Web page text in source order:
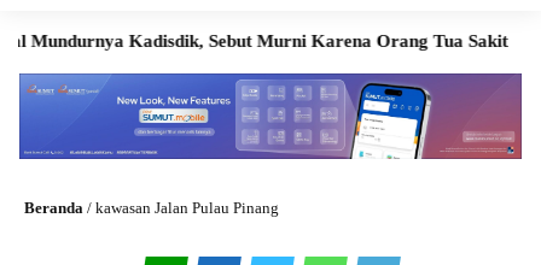
Mundurnya Kadisdik, Sebut Murni Karena Orang Tua Sakit
Beranda / kawasan Jalan Pulau Pinang